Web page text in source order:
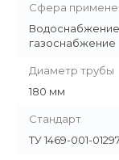
Сфера
газоснабжение
Диаметр трубы
180 мм
Стандарт
ТУ 1469-001-